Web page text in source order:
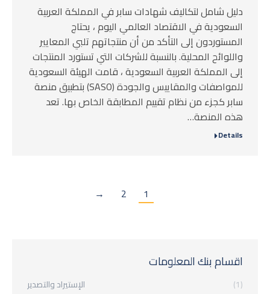
دليل شامل لتكاليف شهادات سابر في المملكة العربية
السعودية في الاقتصاد العالمي اليوم ، يحتاج
المستوردون إلى التأكد من أن منتجاتهم تلبي المعايير
واللوائح المحلية. بالنسبة للشركات التي تستورد المنتجات
إلى المملكة العربية السعودية ، قامت الهيئة السعودية
للمواصفات والمقاييس والجودة (SASO) بتطبيق منصة
سابر كجزء من نظام تقييم المطابقة الخاص بها. تعد
هذه المنصة…
Details
1
2
→
اقسام بنك المعلومات
الإستيراد والتصدير
(1)